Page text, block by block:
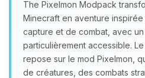
The Pixelmon Modpack
Minecraft en aventure
capture et de combat, avec
particulièrement accessible.
repose sur le mod Pixelmon,
de créatures, des combats
petits circuits pour
09/08/2026 à 12:12